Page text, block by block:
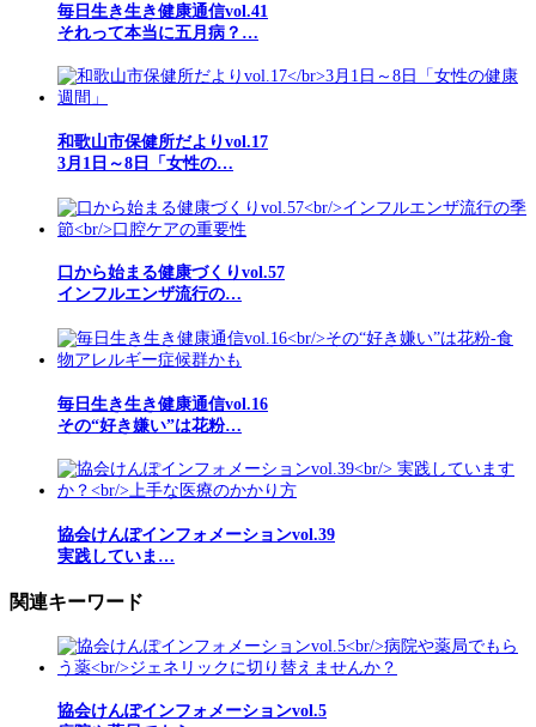
毎日生き生き健康通信vol.41
それって本当に五月病？…
和歌山市保健所だよりvol.17
3月1日～8日「女性の…
口から始まる健康づくりvol.57
インフルエンザ流行の…
毎日生き生き健康通信vol.16
その“好き嫌い”は花粉…
協会けんぽインフォメーションvol.39
実践していま…
関連キーワード
協会けんぽインフォメーションvol.5